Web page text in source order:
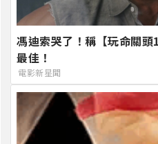
馮迪索哭了！稱【玩命關
最佳！
電影新星聞